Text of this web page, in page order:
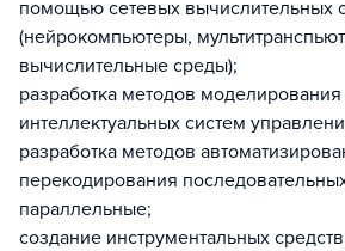
помощью сетевых вычислительных
(нейрокомпьютеры,
вычислительные среды);
разработка методов
интеллектуальных систем
разработка методов
перекодирования
параллельные;
создание инструментальных